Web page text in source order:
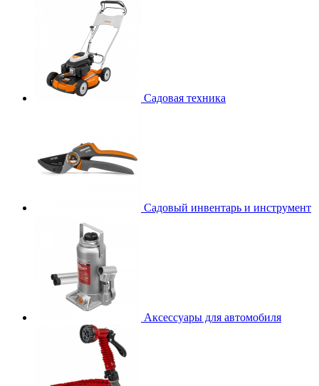
Садовая техника
Садовый инвентарь и инструмент
Аксессуары для автомобиля